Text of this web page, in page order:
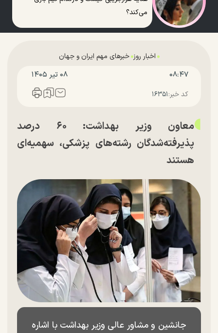
می‌کند؟
اخبار روز خبرهای مهم ایران و جهان
۰۸:۴۷ ۰۸ تير ۱۴۰۵
کد خبر:۱۶۳۵۱
معاون وزیر بهداشت: ۶۰ درصد
پذیرفته‌شدگان رشته‌های پزشکی، سهمیه‌ای
هستند
جانشین و مشاور عالی وزیر بهداشت با اشاره